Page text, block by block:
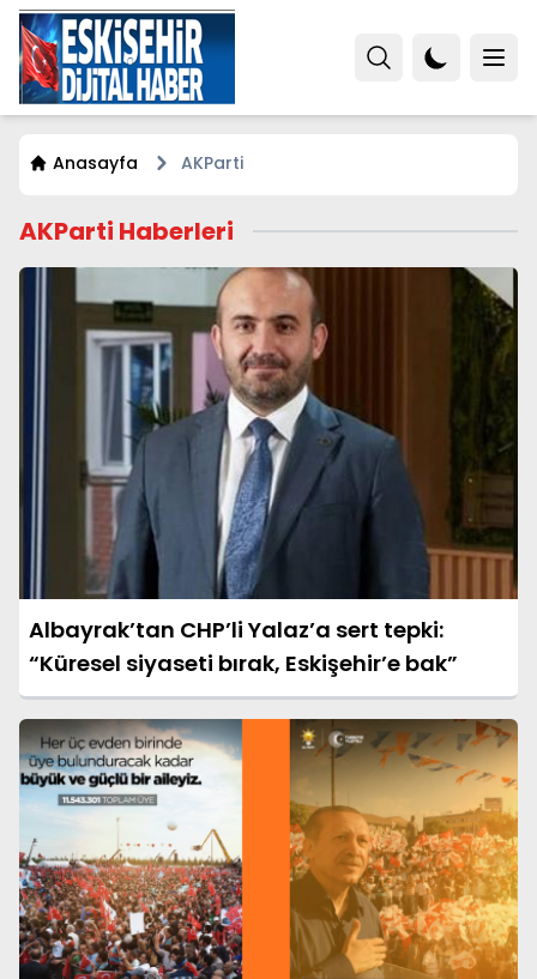
Anasayfa AKParti
AKParti Haberleri
Albayrak’tan CHP’li Yalaz’a sert tepki:
“Küresel siyaseti bırak, Eskişehir’e bak”